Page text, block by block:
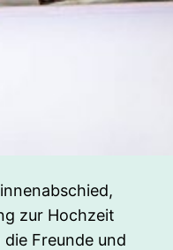
zur Hochzeit
Freunde und